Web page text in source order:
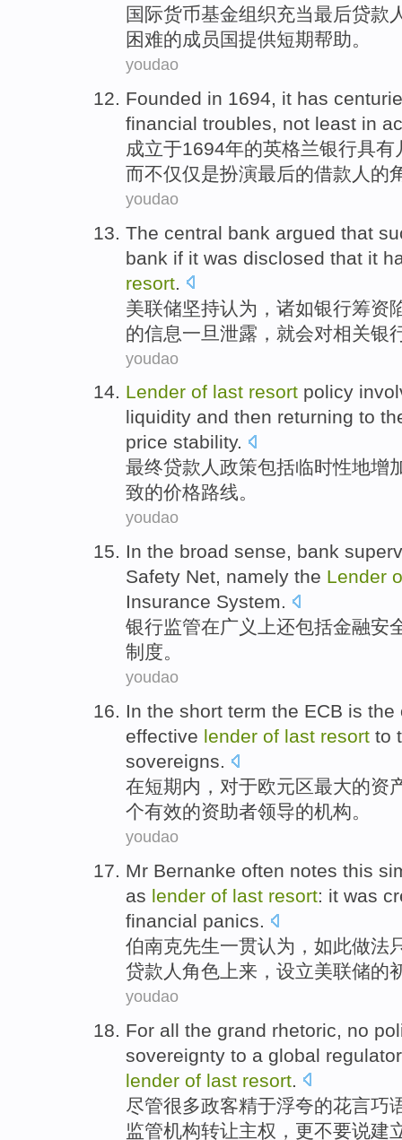
国际货币基金组织充当最后贷款
困难的成员国提供短期帮助。
youdao
Founded in 1694, it has
financial troubles, not least in
成立于1694年的英格兰银行具有
而不仅仅是扮演最后的借款人的
youdao
The central bank argued that
bank if it was disclosed that it
resort
美联储坚持认为 ， 诸如银行筹资
的信息一旦 泄露 ， 就会对相关银
youdao
Lender of last resort policy
liquidity and then returning to
price stability.
最终贷款人 政策包括临时性地增
致的价格路线。
youdao
In the broad sense, bank
Safety Net, namely the Lender
Insurance System.
银行监管在广义 上还包括金融安
制度。
youdao
In the short term the ECB is the
effective lender of last resort to
sovereigns.
在短期内，对于欧元区最大的资
个有效的资助者领导的机构。
youdao
Mr Bernanke often notes this
as lender of last resort: it was
financial panics.
伯南克先生一贯认为， 如此做法
贷款人角色 上来，设立美联储的
youdao
For all the grand rhetoric no
sovereignty to a global regulator
lender of last resort
尽管很多政客精于浮夸的花言巧
监管机构转让主权 ，更不要说建